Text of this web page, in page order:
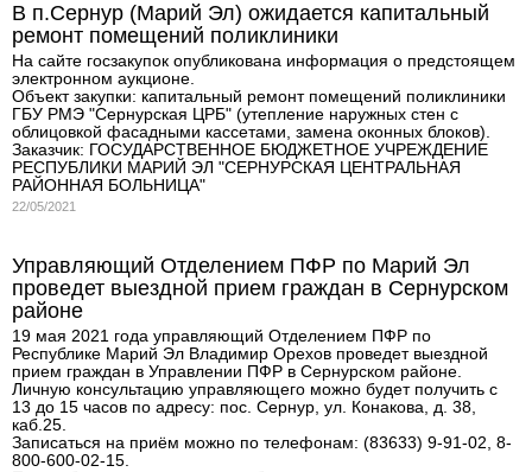
В п.Сернур (Марий Эл) ожидается капитальный
ремонт помещений поликлиники
На сайте госзакупок опубликована информация о предстоящем
электронном аукционе.
Объект закупки: капитальный ремонт помещений поликлиники
ГБУ РМЭ "Сернурская ЦРБ" (утепление наружных стен с
облицовкой фасадными кассетами, замена оконных блоков).
Заказчик: ГОСУДАРСТВЕННОЕ БЮДЖЕТНОЕ УЧРЕЖДЕНИЕ
РЕСПУБЛИКИ МАРИЙ ЭЛ "СЕРНУРСКАЯ ЦЕНТРАЛЬНАЯ
РАЙОННАЯ БОЛЬНИЦА"
22/05/2021
Управляющий Отделением ПФР по Марий Эл
проведет выездной прием граждан в Сернурском
районе
19 мая 2021 года управляющий Отделением ПФР по
Республике Марий Эл Владимир Орехов проведет выездной
прием граждан в Управлении ПФР в Сернурском районе.
Личную консультацию управляющего можно будет получить с
13 до 15 часов по адресу: пос. Сернур, ул. Конакова, д. 38,
каб.25.
Записаться на приём можно по телефонам: (83633) 9-91-02, 8-
800-600-02-15.